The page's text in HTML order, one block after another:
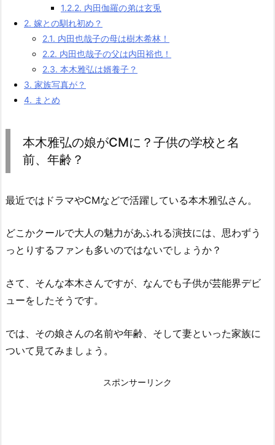
1.2.2. 内田伽羅の弟は玄兎
2. 嫁との馴れ初め？
2.1. 内田也哉子の母は樹木希林！
2.2. 内田也哉子の父は内田裕也！
2.3. 本木雅弘は婿養子？
3. 家族写真が？
4. まとめ
本木雅弘の娘がCMに？子供の学校と名
前、年齢？
最近ではドラマやCMなどで活躍している本木雅弘さん。
どこかクールで大人の魅力があふれる演技には、思わずう
っとりするファンも多いのではないでしょうか？
さて、そんな本木さんですが、なんでも子供が芸能界デビ
ューをしたそうです。
では、その娘さんの名前や年齢、そして妻といった家族に
ついて見てみましょう。
スポンサーリンク